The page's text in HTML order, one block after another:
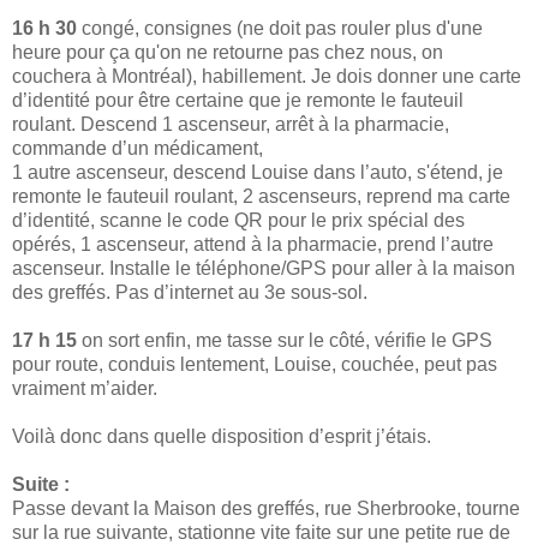
16 h 30 congé, consignes (ne doit pas rouler plus d'une
heure pour ça qu'on ne retourne pas chez nous, on
couchera à Montréal), habillement. Je dois donner une carte
d’identité pour être certaine que je remonte le fauteuil
roulant. Descend 1 ascenseur, arrêt à la pharmacie,
commande d’un médicament,
1 autre ascenseur, descend Louise dans l’auto, s'étend, je
remonte le fauteuil roulant, 2 ascenseurs, reprend ma carte
d’identité, scanne le code QR pour le prix spécial des
opérés, 1 ascenseur, attend à la pharmacie, prend l’autre
ascenseur. Installe le téléphone/GPS pour aller à la maison
des greffés. Pas d’internet au 3e sous-sol.
17 h 15 on sort enfin, me tasse sur le côté, vérifie le GPS
pour route, conduis lentement, Louise, couchée, peut pas
vraiment m’aider.
Voilà donc dans quelle disposition d’esprit j’étais.
Suite :
Passe devant la Maison des greffés, rue Sherbrooke, tourne
sur la rue suivante, stationne vite faite sur une petite rue de